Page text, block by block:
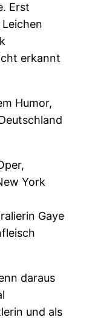
Erst
erkannt
Humor,
York
Gaye
daraus
und als